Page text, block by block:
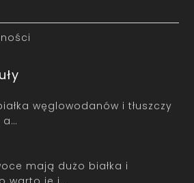
węglowodanów i tłuszczy
a…
mają dużo białka i